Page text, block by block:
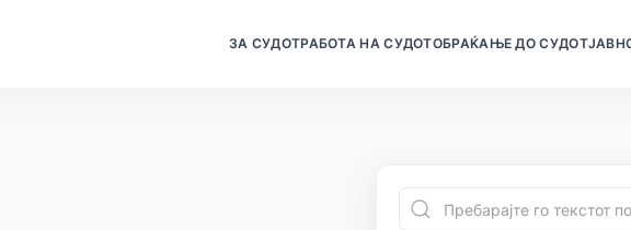
ЗА СУДОТРАБОТА НА СУДОТОБРАЌАЊЕ ДО СУДОТ